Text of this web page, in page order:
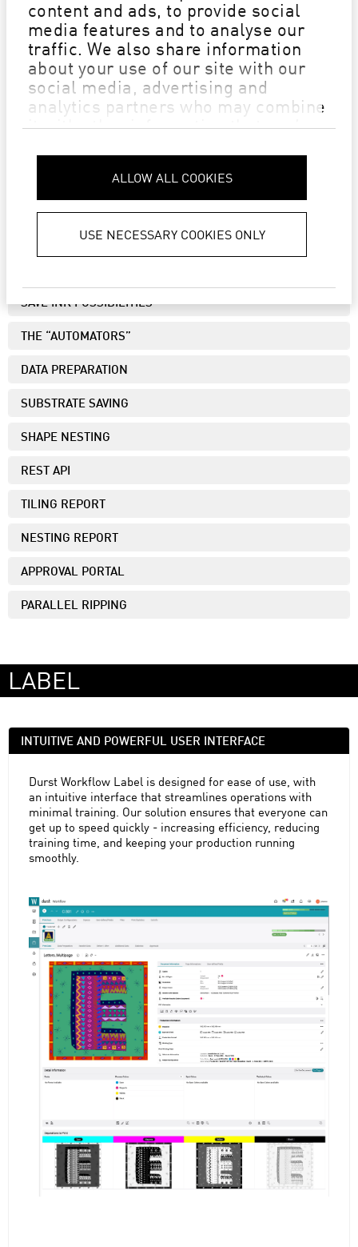
content and ads, to provide social
media features and to analyse our
traffic. We also share information
about your use of our site with our
social media, advertising and
analytics partners who may combine
it with other information that you’ve
Privacy Policy
ALLOW ALL COOKIES
USE NECESSARY COOKIES ONLY
PDF EDITOR
SAVE INK POSSIBILITIES
THE “AUTOMATORS”
DATA PREPARATION
SUBSTRATE SAVING
SHAPE NESTING
REST API
TILING REPORT
NESTING REPORT
APPROVAL PORTAL
PARALLEL RIPPING
LABEL
INTUITIVE AND POWERFUL USER INTERFACE
Durst Workflow Label is designed for ease of use, with
an intuitive interface that streamlines operations with
minimal training. Our solution ensures that everyone can
get up to speed quickly - increasing efficiency, reducing
training time, and keeping your production running
smoothly.